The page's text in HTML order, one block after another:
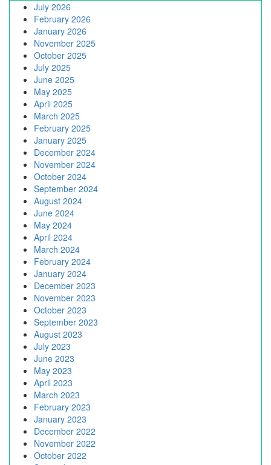
July 2026
February 2026
January 2026
November 2025
October 2025
July 2025
June 2025
May 2025
April 2025
March 2025
February 2025
January 2025
December 2024
November 2024
October 2024
September 2024
August 2024
June 2024
May 2024
April 2024
March 2024
February 2024
January 2024
December 2023
November 2023
October 2023
September 2023
August 2023
July 2023
June 2023
May 2023
April 2023
March 2023
February 2023
January 2023
December 2022
November 2022
October 2022